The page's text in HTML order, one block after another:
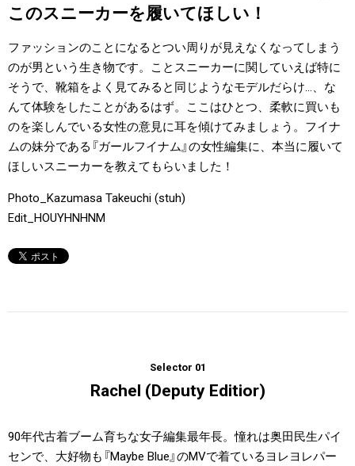
このスニーカーを履いてほしい！
ファッションのことになるとつい周りが見えなくなってしまう
のが男という生き物です。ことスニーカーに関していえば特に
そうで、靴箱をよく見てみると同じようなモデルだらけ…、な
んて体験をしたことがあるはず。ここはひとつ、柔軟に買いも
のを楽しんでいる女性の意見に耳を傾けてみましょう。フイナ
ムの妹分である『ガールフイナム』の女性編集に、本当に履いて
ほしいスニーカーを教えてもらいました！
Photo_Kazumasa Takeuchi (stuh)
Edit_HOUYHNHNM
Selector 01
Rachel (Deputy Editior)
90年代古着ブーム育ちな女子編集最年長。憧れは奥田民生パイ
センで、大好物も『Maybe Blue』のMVで着ているヨレヨレパー